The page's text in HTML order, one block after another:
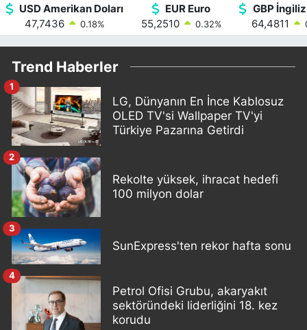
USD Amerikan Doları
47,7436
0.18%
EUR Euro
55,2510
0.32%
GBP
64,4811
Trend Haberler
LG, Dünyanın En İnce Kablosuz
OLED TV'si Wallpaper TV'yi
Türkiye Pazarına Getirdi
1
Rekolte yüksek, ihracat hedefi
100 milyon dolar
2
SunExpress'ten rekor hafta sonu
3
Petrol Ofisi Grubu, akaryakıt
sektöründeki liderliğini 18. kez
korudu
4